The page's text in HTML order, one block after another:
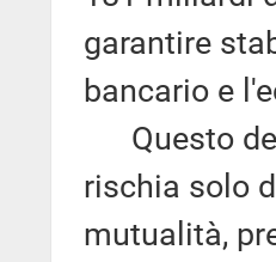
garantire
bancario e
Questo
rischia solo
mutualità,